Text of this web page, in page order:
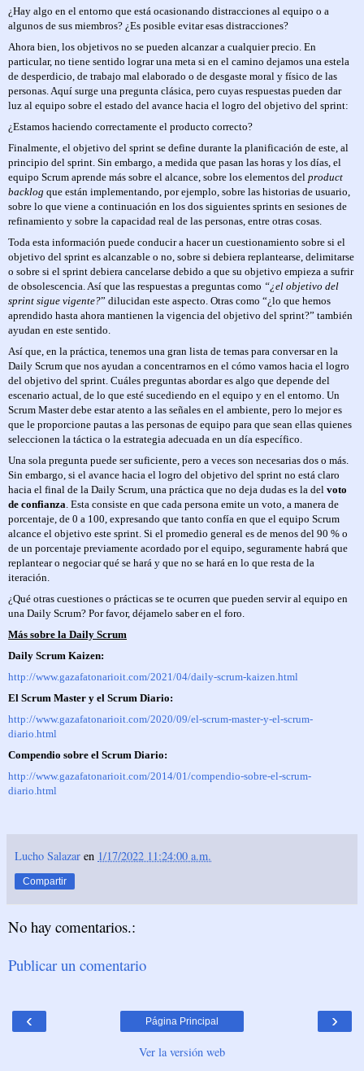
¿Hay algo en el entorno que está ocasionando distracciones al equipo o a
algunos de sus miembros? ¿Es posible evitar esas distracciones?
Ahora bien, los objetivos no se pueden alcanzar a cualquier precio. En
particular, no tiene sentido lograr una meta si en el camino dejamos una estela
de desperdicio, de trabajo mal elaborado o de desgaste moral y físico de las
personas. Aquí surge una pregunta clásica, pero cuyas respuestas pueden dar
luz al equipo sobre el estado del avance hacia el logro del objetivo del sprint:
¿Estamos haciendo correctamente el producto correcto?
Finalmente, el objetivo del sprint se define durante la planificación de este, al
principio del sprint. Sin embargo, a medida que pasan las horas y los días, el
equipo Scrum aprende más sobre el alcance, sobre los elementos del product
backlog que están implementando, por ejemplo, sobre las historias de usuario,
sobre lo que viene a continuación en los dos siguientes sprints en sesiones de
refinamiento y sobre la capacidad real de las personas, entre otras cosas.
Toda esta información puede conducir a hacer un cuestionamiento sobre si el
objetivo del sprint es alcanzable o no, sobre si debiera replantearse, delimitarse
o sobre si el sprint debiera cancelarse debido a que su objetivo empieza a sufrir
de obsolescencia. Así que las respuestas a preguntas como “¿el objetivo del
sprint sigue vigente?” dilucidan este aspecto. Otras como “¿lo que hemos
aprendido hasta ahora mantienen la vigencia del objetivo del sprint?” también
ayudan en este sentido.
Así que, en la práctica, tenemos una gran lista de temas para conversar en la
Daily Scrum que nos ayudan a concentrarnos en el cómo vamos hacia el logro
del objetivo del sprint. Cuáles preguntas abordar es algo que depende del
escenario actual, de lo que esté sucediendo en el equipo y en el entorno. Un
Scrum Master debe estar atento a las señales en el ambiente, pero lo mejor es
que le proporcione pautas a las personas de equipo para que sean ellas quienes
seleccionen la táctica o la estrategia adecuada en un día específico.
Una sola pregunta puede ser suficiente, pero a veces son necesarias dos o más.
Sin embargo, si el avance hacia el logro del objetivo del sprint no está claro
hacia el final de la Daily Scrum, una práctica que no deja dudas es la del voto
de confianza. Esta consiste en que cada persona emite un voto, a manera de
porcentaje, de 0 a 100, expresando que tanto confía en que el equipo Scrum
alcance el objetivo este sprint. Si el promedio general es de menos del 90 % o
de un porcentaje previamente acordado por el equipo, seguramente habrá que
replantear o negociar qué se hará y que no se hará en lo que resta de la
iteración.
¿Qué otras cuestiones o prácticas se te ocurren que pueden servir al equipo en
una Daily Scrum? Por favor, déjamelo saber en el foro.
Más sobre la Daily Scrum
Daily Scrum Kaizen:
http://www.gazafatonarioit.com/2021/04/daily-scrum-kaizen.html
El Scrum Master y el Scrum Diario:
http://www.gazafatonarioit.com/2020/09/el-scrum-master-y-el-scrum-
diario.html
Compendio sobre el Scrum Diario:
http://www.gazafatonarioit.com/2014/01/compendio-sobre-el-scrum-
diario.html
Lucho Salazar en 1/17/2022 11:24:00 a.m.
Compartir
No hay comentarios.:
Publicar un comentario
‹ ›
Página Principal
Ver la versión web